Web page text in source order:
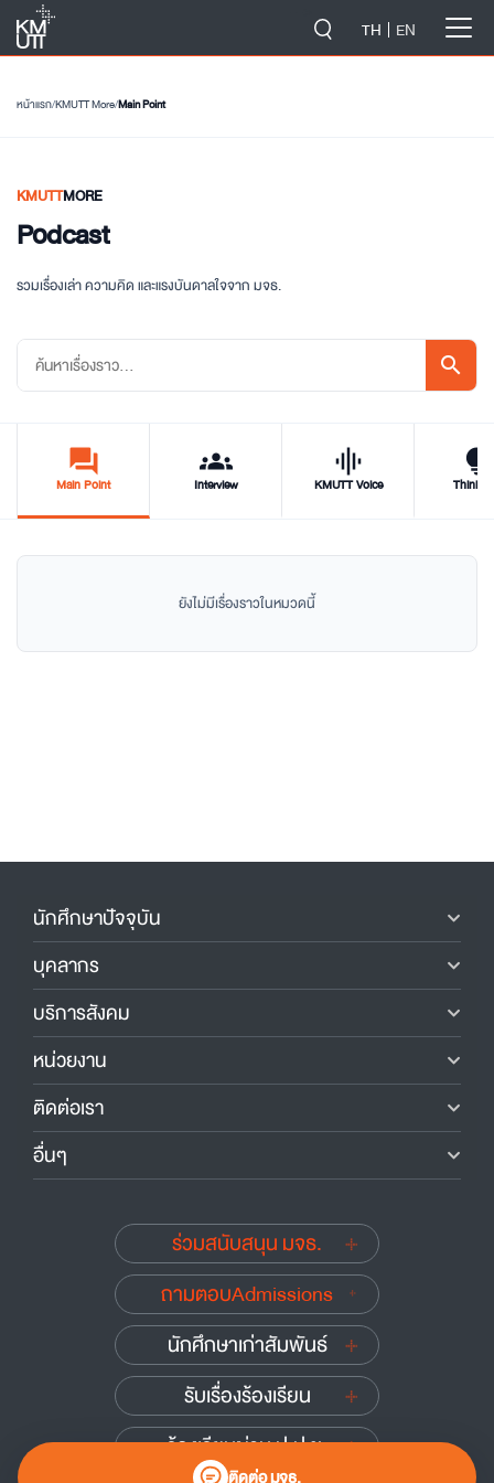
TH EN
หน้าแรก/KMUTT More/Main Point
KMUTTMORE
Podcast
รวมเรื่องเล่า ความคิด และแรงบันดาลใจจาก มจธ.
search
forum
Main Point
groups
Interview
graphic_eq
KMUTT Voice Think
ยังไม่มีเรื่องราวในหมวดนี้
ติดต่อ มจธ.
นักศึกษาปัจจุบัน
บุคลากร
บริการสังคม
หน่วยงาน
ติดต่อเรา
อื่นๆ
ร่วมสนับสนุน มจธ.
ถามตอบAdmissions
นักศึกษาเก่าสัมพันธ์
รับเรื่องร้องเรียน
ร้องเรียนผ่าน ป.ป.ช.